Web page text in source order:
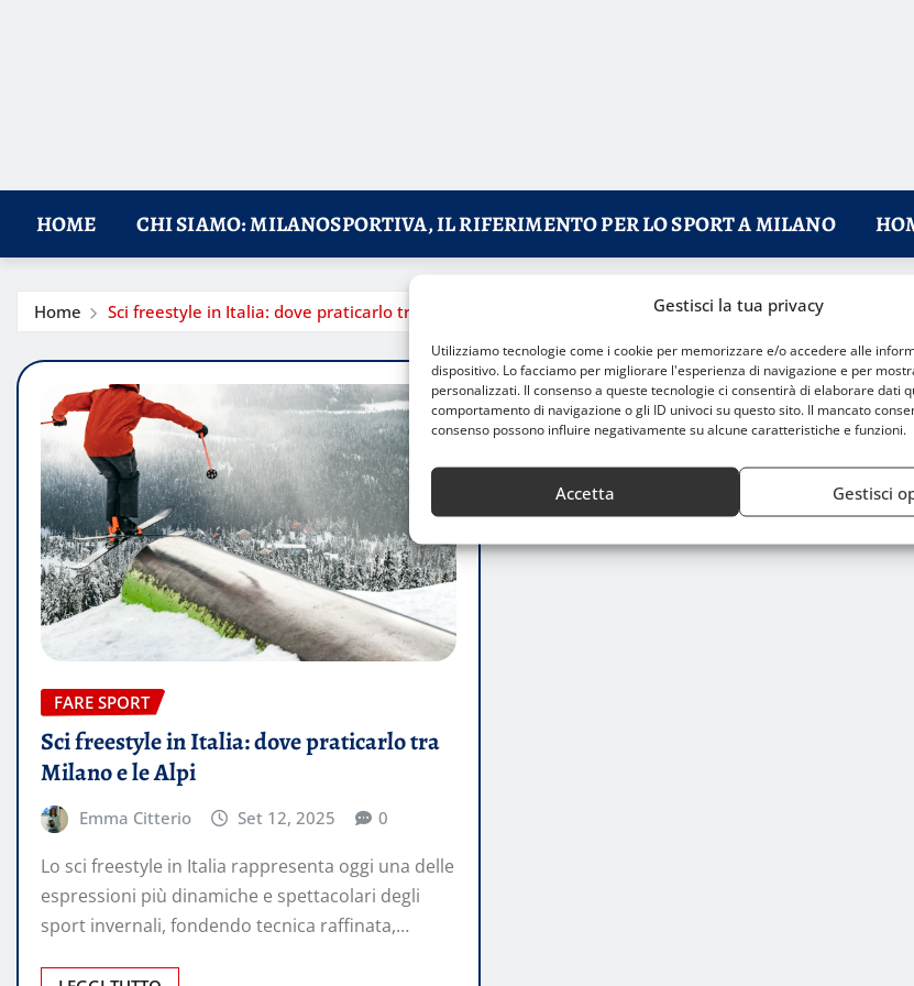
Gestisci la tua privacy
Utilizziamo tecnologie come i cookie per memorizzare e/o accedere alle
dispositivo. Lo facciamo per migliorare l'esperienza di navigazione e per
personalizzati. Il consenso a queste tecnologie ci consentirà di elaborare dati
comportamento di navigazione o gli ID univoci su questo sito. Il mancato
consenso possono influire negativamente su alcune caratteristiche e funzioni.
Accetta Gestisci
HOME CHI SIAMO: MILANOSPORTIVA, IL RIFERIMENTO PER LO SPORT A MILANO
Home Sci freestyle in Italia: dove praticarlo tra Milano e le Alpi
FARE SPORT
Sci freestyle in Italia: dove praticarlo tra
Milano e le Alpi
Emma Citterio Set 12, 2025 0
Lo sci freestyle in Italia rappresenta oggi una delle
espressioni più dinamiche e spettacolari degli
sport invernali, fondendo tecnica raffinata,…